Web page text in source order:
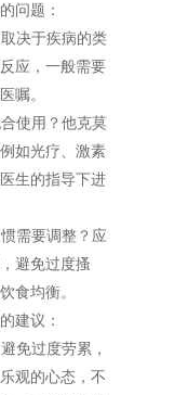
问题：
决于疾病的类
应，一般需要
嘱。
使用？他克莫
如光疗、激素
生的指导下进
需要调整？应
避免过度搔
食均衡。
建议：
免过度劳累，
观的心态，不